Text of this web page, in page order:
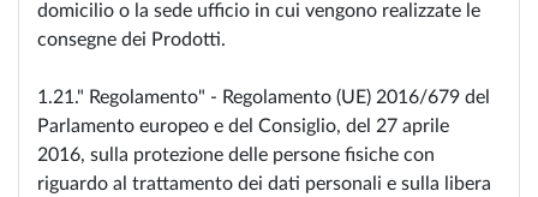
domicilio o la sede ufficio in cui vengono realizzate le
consegne dei Prodotti.
1.21." Regolamento" - Regolamento (UE) 2016/679 del
Parlamento europeo e del Consiglio, del 27 aprile
2016, sulla protezione delle persone fisiche con
riguardo al trattamento dei dati personali e sulla libera